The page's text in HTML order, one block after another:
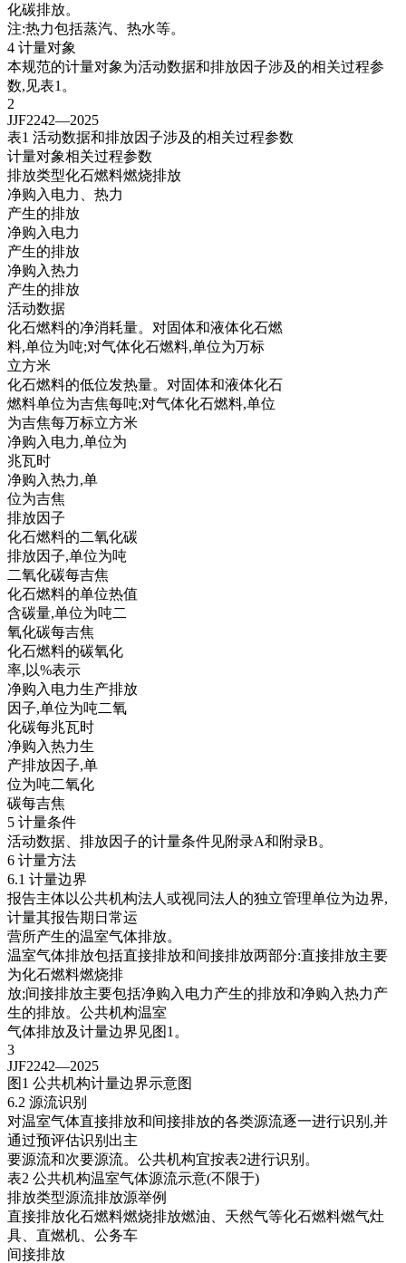
化碳排放。
注:热力包括蒸汽、热水等。
4 计量对象
本规范的计量对象为活动数据和排放因子涉及的相关过程参
数,见表1。
2
JJF2242—2025
表1 活动数据和排放因子涉及的相关过程参数
计量对象相关过程参数
排放类型化石燃料燃烧排放
净购入电力、热力
产生的排放
净购入电力
产生的排放
净购入热力
产生的排放
活动数据
化石燃料的净消耗量。对固体和液体化石燃
料,单位为吨;对气体化石燃料,单位为万标
立方米
化石燃料的低位发热量。对固体和液体化石
燃料单位为吉焦每吨;对气体化石燃料,单位
为吉焦每万标立方米
净购入电力,单位为
兆瓦时
净购入热力,单
位为吉焦
排放因子
化石燃料的二氧化碳
排放因子,单位为吨
二氧化碳每吉焦
化石燃料的单位热值
含碳量,单位为吨二
氧化碳每吉焦
化石燃料的碳氧化
率,以%表示
净购入电力生产排放
因子,单位为吨二氧
化碳每兆瓦时
净购入热力生
产排放因子,单
位为吨二氧化
碳每吉焦
5 计量条件
活动数据、排放因子的计量条件见附录A和附录B。
6 计量方法
6.1 计量边界
报告主体以公共机构法人或视同法人的独立管理单位为边界,
计量其报告期日常运
营所产生的温室气体排放。
温室气体排放包括直接排放和间接排放两部分:直接排放主要
为化石燃料燃烧排
放;间接排放主要包括净购入电力产生的排放和净购入热力产
生的排放。公共机构温室
气体排放及计量边界见图1。
3
JJF2242—2025
图1 公共机构计量边界示意图
6.2 源流识别
对温室气体直接排放和间接排放的各类源流逐一进行识别,并
通过预评估识别出主
要源流和次要源流。公共机构宜按表2进行识别。
表2 公共机构温室气体源流示意(不限于)
排放类型源流排放源举例
直接排放化石燃料燃烧排放燃油、天然气等化石燃料燃气灶
具、直燃机、公务车
间接排放